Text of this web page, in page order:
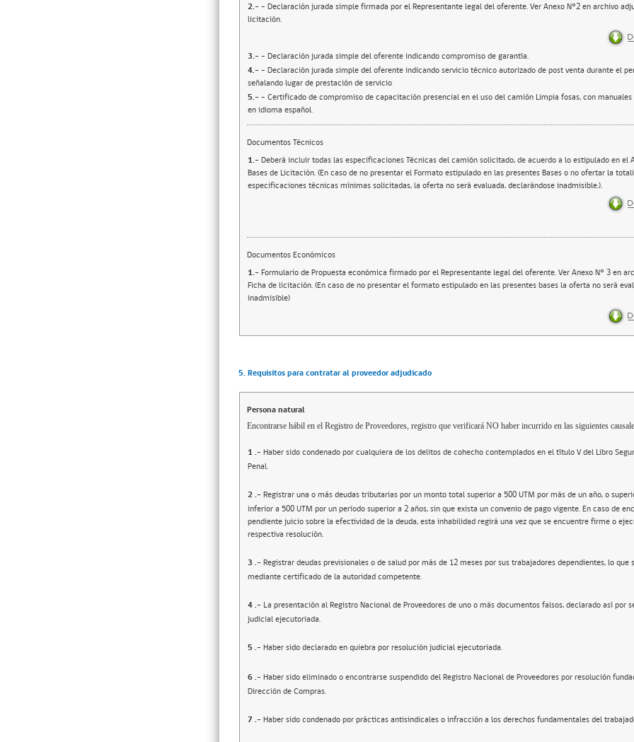
2.- - Declaración jurada simple firmada por el Representante legal del oferente. Ver Anexo N°2 en archivo
licitación.
3.- - Declaración jurada simple del oferente indicando compromiso de garantía.
4.- - Declaración jurada simple del oferente indicando servicio técnico autorizado de post venta durante el
señalando lugar de prestación de servicio
5.- - Certificado de compromiso de capacitación presencial en el uso del camión Limpia fosas, con
en idioma español.
Documentos Técnicos
1.- Deberá incluir todas las especificaciones Técnicas del camión solicitado, de acuerdo a lo estipulado en el
Bases de Licitación. (En caso de no presentar el Formato estipulado en las presentes Bases o no ofertar la
especificaciones técnicas mínimas solicitadas, la oferta no será evaluada, declarándose inadmisible.).
Documentos Económicos
1.- Formulario de Propuesta económica firmado por el Representante legal del oferente. Ver Anexo N° 3 en
Ficha de licitación. (En caso de no presentar el formato estipulado en las presentes bases la oferta no será
inadmisible)
5. Requisitos para contratar al proveedor adjudicado
Persona natural
Encontrarse hábil en el Registro de Proveedores, registro que verificará NO haber incurrido en las siguientes
1.- Haber sido condenado por cualquiera de los delitos de cohecho contemplados en el título V del Libro
Penal.
2.- Registrar una o más deudas tributarias por un monto total superior a 500 UTM por más de un año, o
inferior a 500 UTM por un período superior a 2 años, sin que exista un convenio de pago vigente. En caso de
pendiente juicio sobre la efectividad de la deuda, esta inhabilidad regirá una vez que se encuentre firme o
respectiva resolución.
3 .- Registrar deudas previsionales o de salud por más de 12 meses por sus trabajadores dependientes, lo que
mediante certificado de la autoridad competente.
4.- La presentación al Registro Nacional de Proveedores de uno o más documentos falsos, declarado así por
judicial ejecutoriada.
5 .- Haber sido declarado en quiebra por resolución judicial ejecutoriada.
6.- Haber sido eliminado o encontrarse suspendido del Registro Nacional de Proveedores por resolución
Dirección de Compras.
7.- Haber sido condenado por prácticas antisindicales o infracción a los derechos fundamentales del